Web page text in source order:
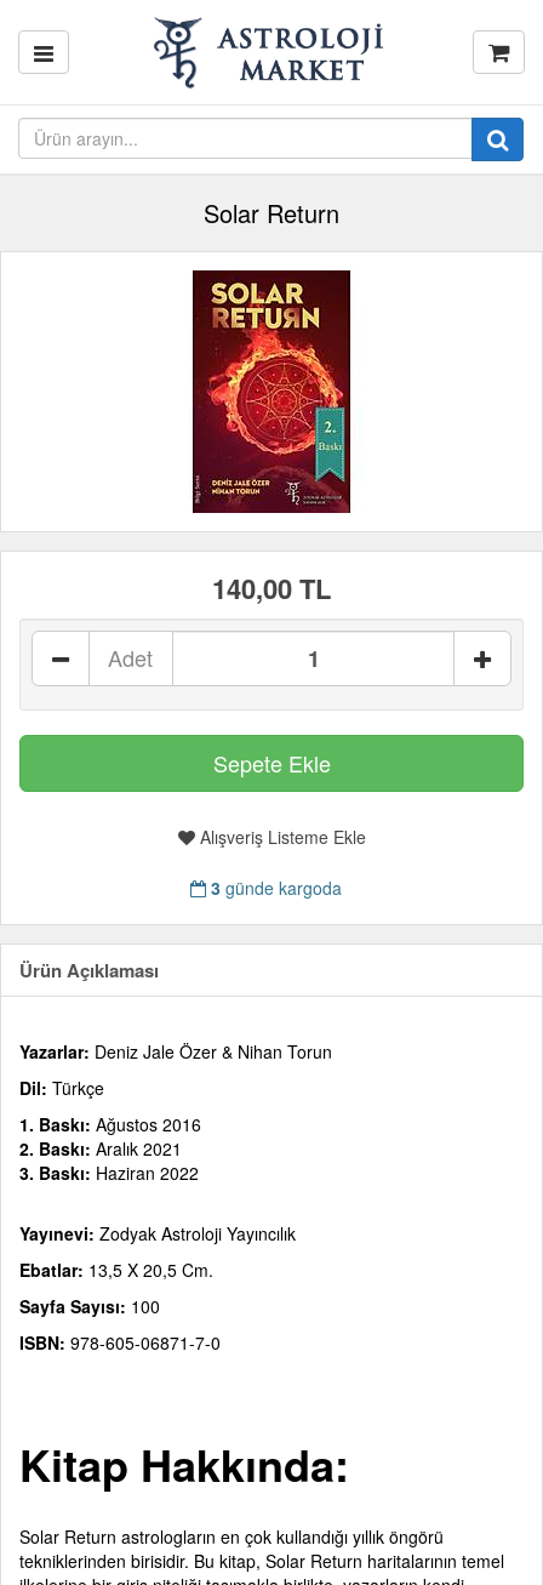
Solar Return
140,00 TL
Adet
Alışveriş Listeme Ekle
3günde kargoda
Ürün Açıklaması
Yazarlar: Deniz Jale Özer & Nihan Torun
Dil: Türkçe
1. Baskı: Ağustos 2016
2. Baskı: Aralık 2021
3. Baskı: Haziran 2022
Yayınevi: Zodyak Astroloji Yayıncılık
Ebatlar: 13,5 X 20,5 Cm.
Sayfa Sayısı: 100
ISBN: 978-605-06871-7-0
Kitap Hakkında:
Solar Return astrologların en çok kullandığı yıllık öngörü
tekniklerinden birisidir. Bu kitap, Solar Return haritalarının temel